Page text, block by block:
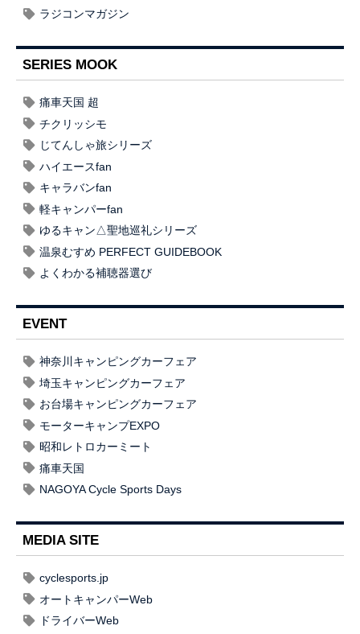
ラジコンマガジン
SERIES MOOK
痛車天国 超
チクリッシモ
じてんしゃ旅シリーズ
ハイエースfan
キャラバンfan
軽キャンパーfan
ゆるキャン△聖地巡礼シリーズ
温泉むすめ PERFECT GUIDEBOOK
よくわかる補聴器選び
EVENT
神奈川キャンピングカーフェア
埼玉キャンピングカーフェア
お台場キャンピングカーフェア
モーターキャンプEXPO
昭和レトロカーミート
痛車天国
NAGOYA Cycle Sports Days
MEDIA SITE
cyclesports.jp
オートキャンパーWeb
ドライバーWeb